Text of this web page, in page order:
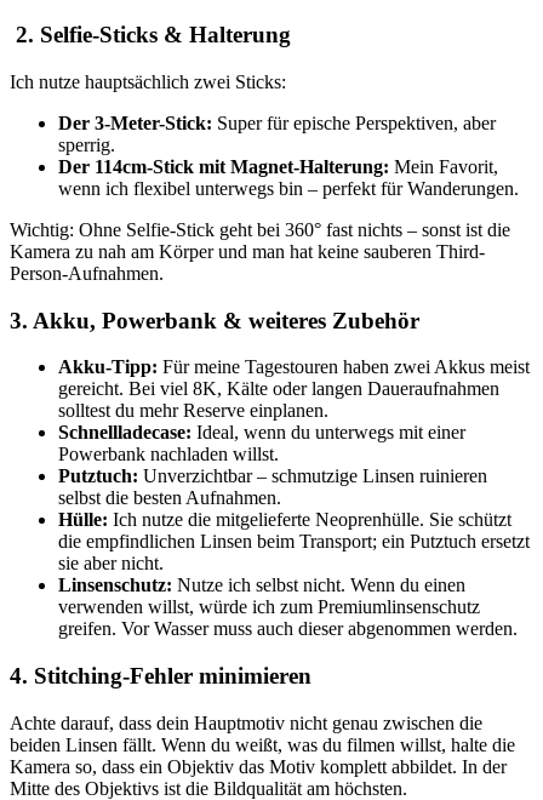
2. Selfie-Sticks & Halterung
Ich nutze hauptsächlich zwei Sticks:
Der 3-Meter-Stick: Super für epische Perspektiven, aber
sperrig.
Der 114cm-Stick mit Magnet-Halterung: Mein Favorit,
wenn ich flexibel unterwegs bin – perfekt für Wanderungen.
Wichtig: Ohne Selfie-Stick geht bei 360° fast nichts – sonst ist die
Kamera zu nah am Körper und man hat keine sauberen Third-
Person-Aufnahmen.
3. Akku, Powerbank & weiteres Zubehör
Akku-Tipp: Für meine Tagestouren haben zwei Akkus meist
gereicht. Bei viel 8K, Kälte oder langen Daueraufnahmen
solltest du mehr Reserve einplanen.
Schnellladecase: Ideal, wenn du unterwegs mit einer
Powerbank nachladen willst.
Putztuch: Unverzichtbar – schmutzige Linsen ruinieren
selbst die besten Aufnahmen.
Hülle: Ich nutze die mitgelieferte Neoprenhülle. Sie schützt
die empfindlichen Linsen beim Transport; ein Putztuch ersetzt
sie aber nicht.
Linsenschutz: Nutze ich selbst nicht. Wenn du einen
verwenden willst, würde ich zum Premiumlinsenschutz
greifen. Vor Wasser muss auch dieser abgenommen werden.
4. Stitching-Fehler minimieren
Achte darauf, dass dein Hauptmotiv nicht genau zwischen die
beiden Linsen fällt. Wenn du weißt, was du filmen willst, halte die
Kamera so, dass ein Objektiv das Motiv komplett abbildet. In der
Mitte des Objektivs ist die Bildqualität am höchsten.